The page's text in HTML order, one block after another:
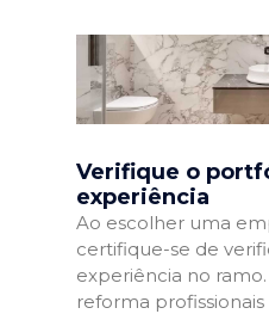
Verifique o
experiência
Ao escolher uma
certifique-se de
experiência no
reforma